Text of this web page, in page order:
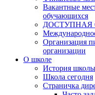
Вакантные
обучающихся
ДОСТУПНАЯ
Организация
организации
О школе
История школы
Школа сегодня
Страничка